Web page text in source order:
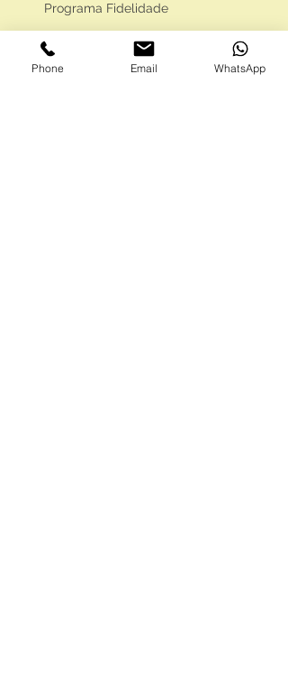
Programa Fidelidade
Phone Email WhatsApp